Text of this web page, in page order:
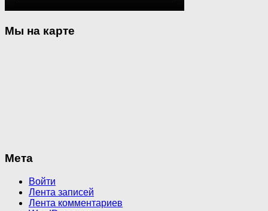
Мы на карте
Мета
Войти
Лента записей
Лента комментариев